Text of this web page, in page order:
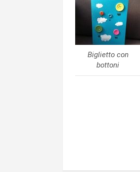
Biglietto con
bottoni